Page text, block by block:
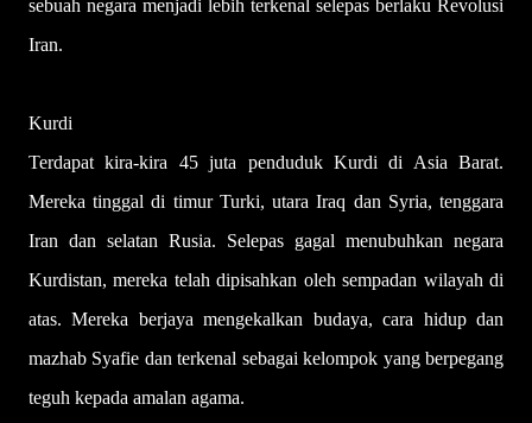
sebuah negara menjadi lebih terkenal selepas berlaku Revolusi
Iran.
Kurdi
Terdapat kira-kira 45 juta penduduk Kurdi di Asia Barat.
Mereka tinggal di timur Turki, utara Iraq dan Syria, tenggara
Iran dan selatan Rusia. Selepas gagal menubuhkan negara
Kurdistan, mereka telah dipisahkan oleh sempadan wilayah di
atas. Mereka berjaya mengekalkan budaya, cara hidup dan
mazhab Syafie dan terkenal sebagai kelompok yang berpegang
teguh kepada amalan agama.